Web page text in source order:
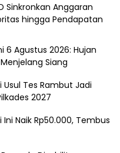
Sinkronkan Anggaran
hingga Pendapatan
6 Agustus 2026: Hujan
Siang
Usul Tes Rambut Jadi
2027
Naik Rp50.000, Tembus